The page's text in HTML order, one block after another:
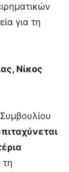
για τη
Νίκος
τη